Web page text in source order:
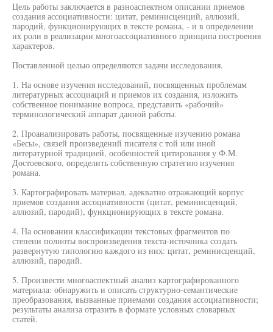
Цель работы заключается в разноаспектном описании приемов
создания ассоциативности: цитат, реминисценций, аллюзий,
пародий, функционирующих в тексте романа, - и в определении
их роли в реализации многоассоциативного принципа построения
характеров.
Поставленной целью определяются задачи исследования.
1. На основе изучения исследований, посвященных проблемам
литературных ассоциаций и приемов их создания, изложить
собственное понимание вопроса, представить «рабочий»
терминологический аппарат данной работы.
2. Проанализировать работы, посвященные изучению романа
«Бесы», связей произведений писателя с той или иной
литературной традицией, особенностей цитирования у Ф.М.
Достоевского, определить собственную стратегию изучения
романа.
3. Картографировать материал, адекватно отражающий корпус
приемов создания ассоциативности (цитат, реминисценций,
аллюзий, пародий), функционирующих в тексте романа.
4. На основании классификации текстовых фрагментов по
степени полноты воспроизведения текста-источника создать
развернутую типологию каждого из них: цитат, реминисценций,
аллюзий, пародий.
5. Произвести многоаспектный анализ картографированного
материала: обнаружить и описать структурно-семантические
преобразования, вызванные приемами создания ассоциативности;
результаты анализа отразить в формате условных словарных
статей.